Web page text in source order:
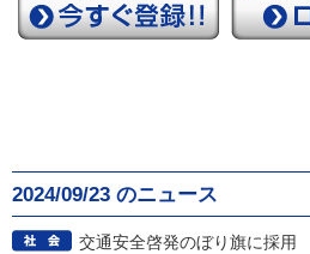
2024/09/23 のニュース
交通安全啓発のぼり旗に採用